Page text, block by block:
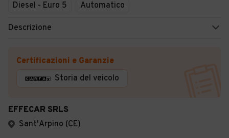
Diesel - Euro 5
Automatico
Descrizione
Certificazioni e Garanzie
Storia del veicolo
EFFECAR SRLS
Sant'Arpino (CE)